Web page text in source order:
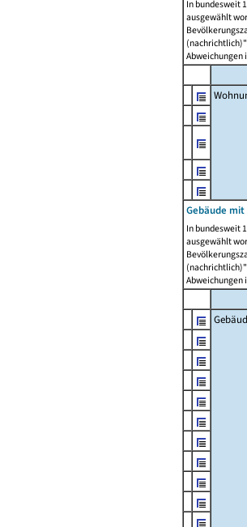
In bundesweit
ausgewählt
Abweichungen
Gebäude
In bundesweit
ausgewählt
Abweichungen